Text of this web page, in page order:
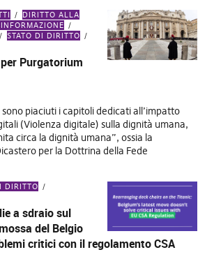
DIRITTO ALLA
STATO DI DIRITTO
Purgatorium
piaciuti i capitoli dedicati all’impatto
(Violenza digitale) sulla dignità umana,
circa la dignità umana”, ossia la
per la Dottrina della Fede
DIRITTO
a sdraio sul
del Belgio
critici con il regolamento CSA